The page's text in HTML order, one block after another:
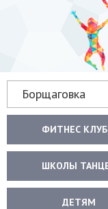
Борщаговка
ФИТНЕС
ШКОЛЫ
ДЕТЯМ